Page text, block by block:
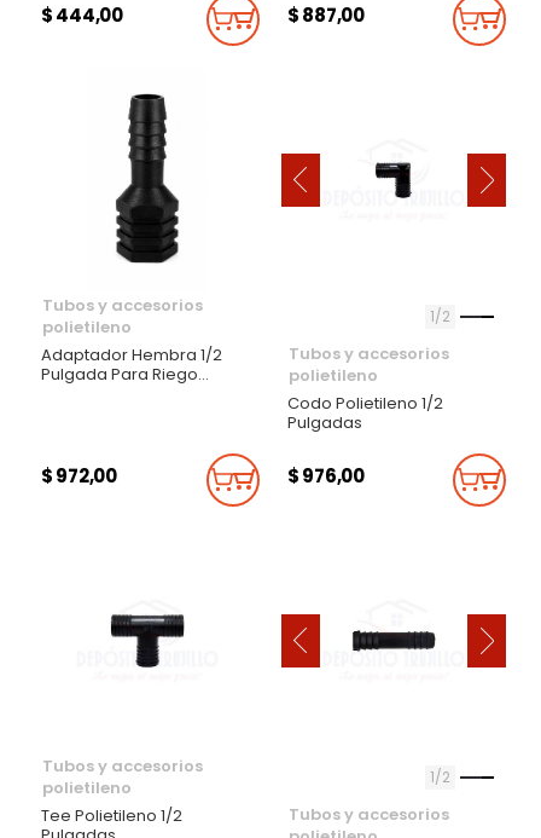
$ 444,00 Añadir Al Carrito
$ 887,00
Tubos y accesorios
polietileno
Adaptador Hembra 1/2
Pulgada Para Riego
$ 972,00 Añadir Al Carrito
‹ ›
1 2
Tubos y accesorios
polietileno
Codo Polietileno 1/2
Pulgadas
$ 976,00
Tubos y accesorios
polietileno
Tee Polietileno 1/2
‹ ›
1 2
Tubos y accesorios